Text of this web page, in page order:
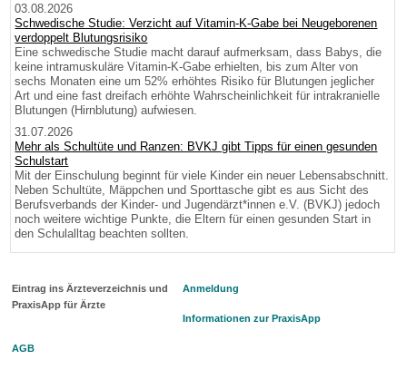
03.08.2026
Schwedische Studie: Verzicht auf Vitamin-K-Gabe bei Neugeborenen
verdoppelt Blutungsrisiko
Eine schwedische Studie macht darauf aufmerksam, dass Babys, die
keine intramuskuläre Vitamin-K-Gabe erhielten, bis zum Alter von
sechs Monaten eine um 52% erhöhtes Risiko für Blutungen jeglicher
Art und eine fast dreifach erhöhte Wahrscheinlichkeit für intrakranielle
Blutungen (Hirnblutung) aufwiesen.
31.07.2026
Mehr als Schultüte und Ranzen: BVKJ gibt Tipps für einen gesunden
Schulstart
Mit der Einschulung beginnt für viele Kinder ein neuer Lebensabschnitt.
Neben Schultüte, Mäppchen und Sporttasche gibt es aus Sicht des
Berufsverbands der Kinder- und Jugendärzt*innen e.V. (BVKJ) jedoch
noch weitere wichtige Punkte, die Eltern für einen gesunden Start in
den Schulalltag beachten sollten.
Eintrag ins Ärzteverzeichnis und
PraxisApp für Ärzte
Anmeldung
Informationen zur PraxisApp
AGB